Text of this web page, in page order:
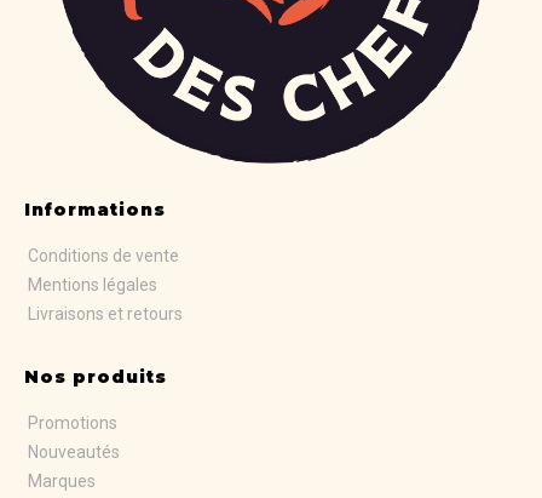
Informations
Conditions de vente
Mentions légales
Livraisons et retours
Nos produits
Promotions
Nouveautés
Marques